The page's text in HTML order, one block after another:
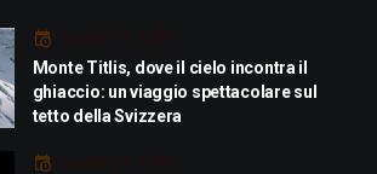
Luglio 29, 2026
Monte Titlis, dove il cielo incontra il
ghiaccio: un viaggio spettacolare sul
tetto della Svizzera
Luglio 21, 2026